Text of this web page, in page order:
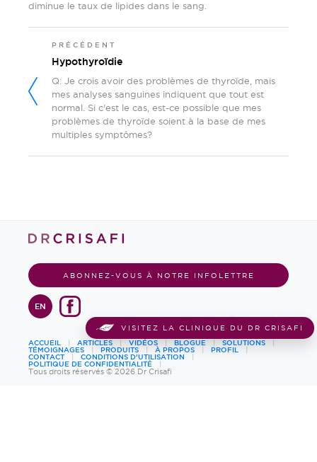
diminue le taux de lipides dans le sang.
PRÉCÉDENT
Hypothyroïdie
Q: Je crois avoir des problèmes de thyroïde, mais
mes analyses sanguines indiquent que tout est
normal. Si c'est le cas, est-ce possible que mes
problèmes de thyroïde soient à la base de mes
multiples symptômes?
VISITEZ LA CLINIQUE DU DR CRISAFI
ABONNEZ-VOUS À NOTRE INFOLETTRE
EN
ACCUEIL ARTICLES VIDÉOS BLOGUE
SOLUTIONS
TÉMOIGNAGES
PRODUITS À PROPOS
PROFIL
CONTACT
CONDITIONS D’UTILISATION
POLITIQUE DE CONFIDENTIALITÉ
Tous droits réservés © 2026 Dr Crisafi